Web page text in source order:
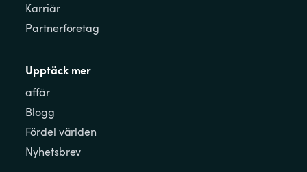
Karriär
Partnerföretag
Upptäck mer
affär
Blogg
Fördel världen
Nyhetsbrev